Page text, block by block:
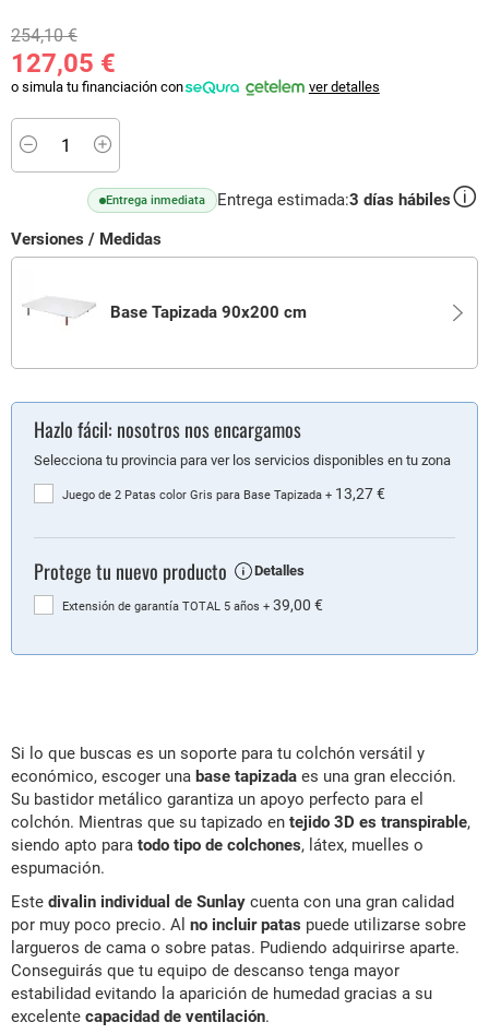
127,05 €
254,10 €
o simula tu financiación con ver detalles
Versiones / Medidas
Base Tapizada 90x200 cm
Entrega inmediata Entrega estimada:3 días hábiles
Minus
Hazlo fácil: nosotros nos encargamos
Selecciona tu provincia para ver los servicios disponibles en tu zona
Juego de 2 Patas color Gris para Base Tapizada + 13,27 €
Protege tu nuevo producto Detalles
Extensión de garantía TOTAL 5 años + 39,00 €
Si lo que buscas es un soporte para tu colchón versátil y
económico, escoger una base tapizada es una gran elección.
Su bastidor metálico garantiza un apoyo perfecto para el
colchón. Mientras que su tapizado en tejido 3D es transpirable,
siendo apto para todo tipo de colchones, látex, muelles o
espumación.
Este divalin individual de Sunlay cuenta con una gran calidad
por muy poco precio. Al no incluir patas puede utilizarse sobre
largueros de cama o sobre patas. Pudiendo adquirirse aparte.
Conseguirás que tu equipo de descanso tenga mayor
estabilidad evitando la aparición de humedad gracias a su
excelente capacidad de ventilación.